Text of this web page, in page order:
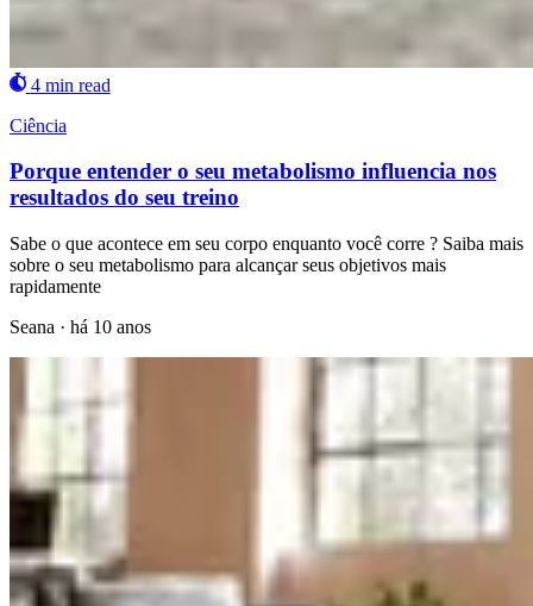
4 min read
Ciência
Porque entender o seu metabolismo influencia nos
resultados do seu treino
Sabe o que acontece em seu corpo enquanto você corre ? Saiba mais
sobre o seu metabolismo para alcançar seus objetivos mais
rapidamente
Seana · há 10 anos